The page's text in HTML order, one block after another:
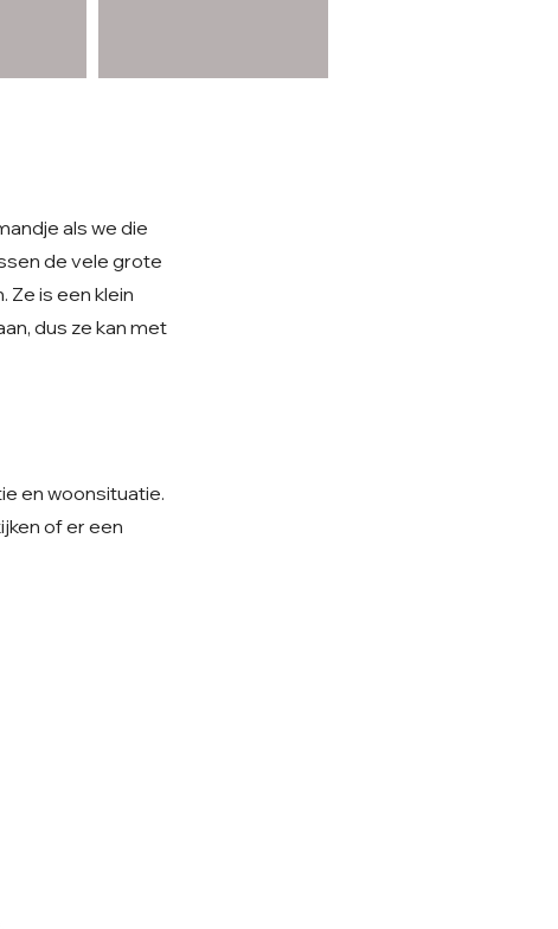
als we die
de vele grote
Ze is een klein
dus ze kan met
en woonsituatie.
of er een